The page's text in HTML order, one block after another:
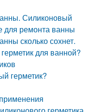
Силиконовый
для ремонта ванны
сколько сохнет.
для ванной?
герметик?